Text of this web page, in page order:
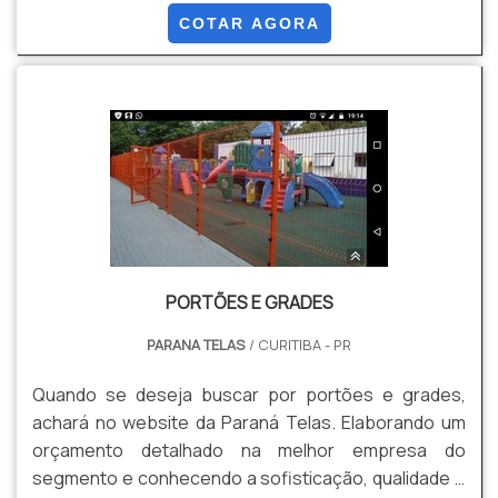
os profissionais especializados da Paraná Telas o
cliente conseguirá proteção com soluções para
necessário para a fixação deste tipo de cercamento.
MAIS INFORM...
COTAR AGORA
PORTÕES E GRADES
PARANA TELAS / CURITIBA - PR
Quando se deseja buscar por portões e grades,
achará no website da Paraná Telas. Elaborando um
orçamento detalhado na melhor empresa do
segmento e conhecendo a sofisticação, qualidade e